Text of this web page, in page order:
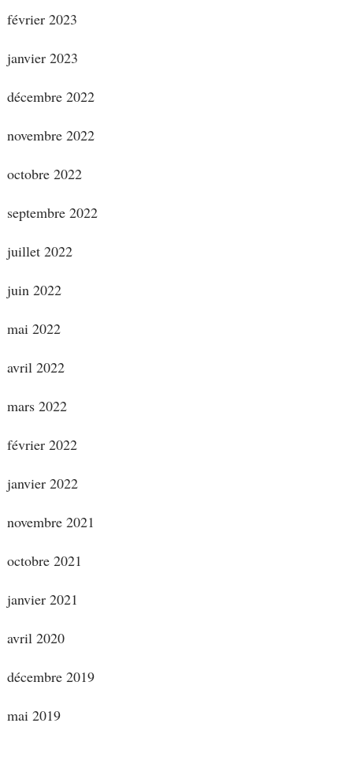
février 2023
janvier 2023
décembre 2022
novembre 2022
octobre 2022
septembre 2022
juillet 2022
juin 2022
mai 2022
avril 2022
mars 2022
février 2022
janvier 2022
novembre 2021
octobre 2021
janvier 2021
avril 2020
décembre 2019
mai 2019